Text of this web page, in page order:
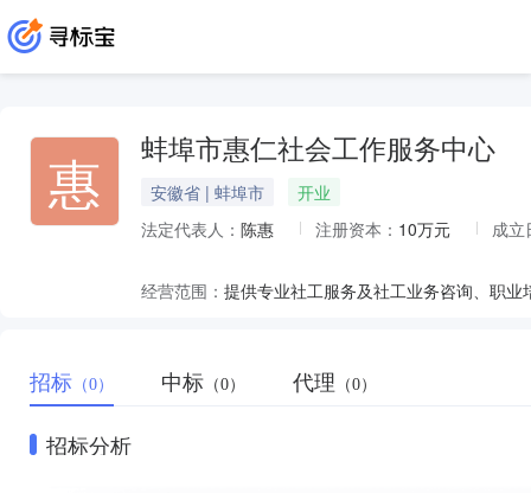
惠 蚌埠市惠仁社会工作服务中心
安徽省 | 蚌埠市
开业
法定代表人： 陈惠 注册资本： 10万元 成立
经营范围： 提供专业社工服务及社工业务咨询、职
招标 （0） 中标 （0） 代理 （0）
招标分析